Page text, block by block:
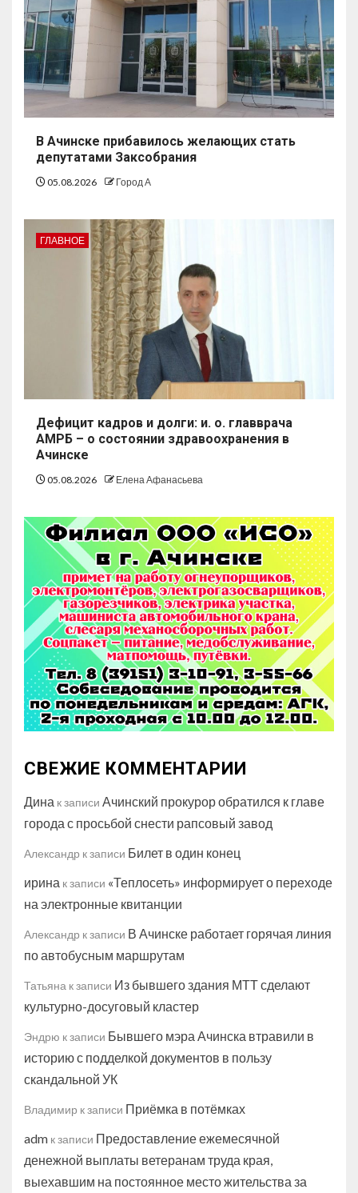
В Ачинске прибавилось желающих стать
депутатами Заксобрания
05.08.2026 Город А
ГЛАВНОЕ
Дефицит кадров и долги: и. о. главврача
АМРБ – о состоянии здравоохранения в
Ачинске
05.08.2026 Елена Афанасьева
СВЕЖИЕ КОММЕНТАРИИ
Дина к записи Ачинский прокурор обратился к главе
города с просьбой снести рапсовый завод
Александр к записи Билет в один конец
ирина к записи «Теплосеть» информирует о переходе
на электронные квитанции
Александр к записи В Ачинске работает горячая линия
по автобусным маршрутам
Татьяна к записи Из бывшего здания МТТ сделают
культурно-досуговый кластер
Эндрю к записи Бывшего мэра Ачинска втравили в
историю с подделкой документов в пользу
скандальной УК
Владимир к записи Приёмка в потёмках
adm к записи Предоставление ежемесячной
денежной выплаты ветеранам труда края,
выехавшим на постоянное место жительства за